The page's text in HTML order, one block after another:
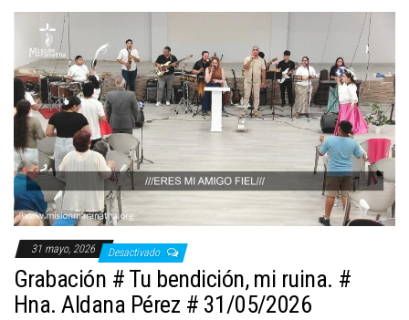
31 mayo, 2026 Desactivado
Grabación # Tu bendición, mi ruina. #
Hna. Aldana Pérez # 31/05/2026